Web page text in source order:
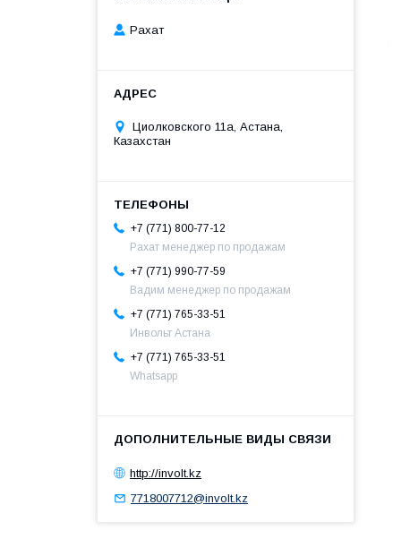
Рахат
Циолковского 11а, Астана,
Казахстан
+7 (771) 800-77-12
Рахат менеджер по продажам
+7 (771) 990-77-59
Вадим менеджер по продажам
+7 (771) 765-33-51
Инвольт Астана
+7 (771) 765-33-51
Whatsapp
http://involt.kz
7718007712@involt.kz